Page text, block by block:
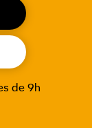
de 9h